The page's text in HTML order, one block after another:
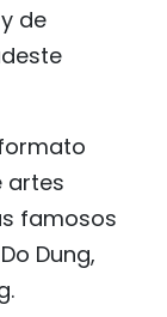
de
artes
famosos
Dung,